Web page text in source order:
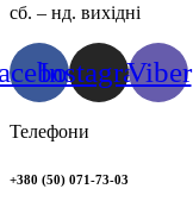
сб. – нд. вихідні
InstagramViber
Телефони
+380 (50) 071-73-03